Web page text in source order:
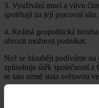
3. Využívání moci a vlivu
spoléhají na její pracovní sílu.
4. Reálná geopolitická
ohrozit možnost podnikat.
Než se hlouběji podíváme
způsobuje útěk společností z
se tato země stala světovou
Nelze popřít, že Čína
nebývalého úspěchu v